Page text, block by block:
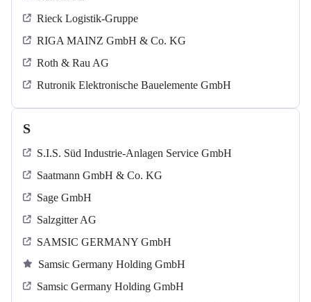
Rieck Logistik-Gruppe
RIGA MAINZ GmbH & Co. KG
Roth & Rau AG
Rutronik Elektronische Bauelemente GmbH
S
S.I.S. Süd Industrie-Anlagen Service GmbH
Saatmann GmbH & Co. KG
Sage GmbH
Salzgitter AG
SAMSIC GERMANY GmbH
Samsic Germany Holding GmbH
Samsic Germany Holding GmbH